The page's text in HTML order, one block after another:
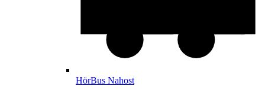
HörBus Nahost